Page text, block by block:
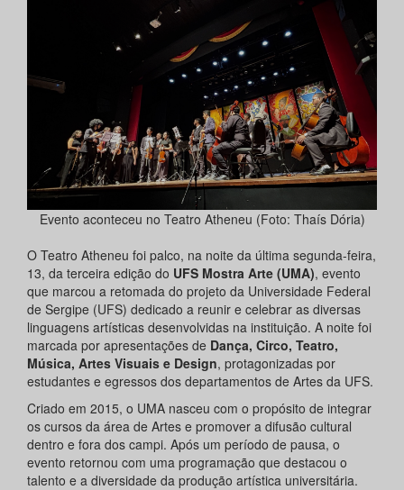
Evento aconteceu no Teatro Atheneu (Foto: Thaís Dória)
O Teatro Atheneu foi palco, na noite da última segunda-feira,
13, da terceira edição do UFS Mostra Arte (UMA), evento
que marcou a retomada do projeto da Universidade Federal
de Sergipe (UFS) dedicado a reunir e celebrar as diversas
linguagens artísticas desenvolvidas na instituição. A noite foi
marcada por apresentações de Dança, Circo, Teatro,
Música, Artes Visuais e Design, protagonizadas por
estudantes e egressos dos departamentos de Artes da UFS.
Criado em 2015, o UMA nasceu com o propósito de integrar
os cursos da área de Artes e promover a difusão cultural
dentro e fora dos campi. Após um período de pausa, o
evento retornou com uma programação que destacou o
talento e a diversidade da produção artística universitária.